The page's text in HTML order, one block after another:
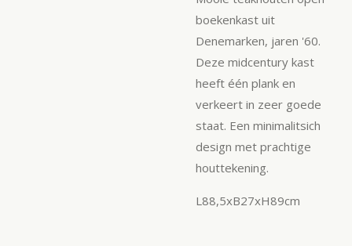
boekenkast uit
Denemarken, jaren '60.
Deze midcentury kast
heeft één plank en
verkeert in zeer goede
staat. Een minimalitsich
design met prachtige
houttekening.
L88,5xB27xH89cm